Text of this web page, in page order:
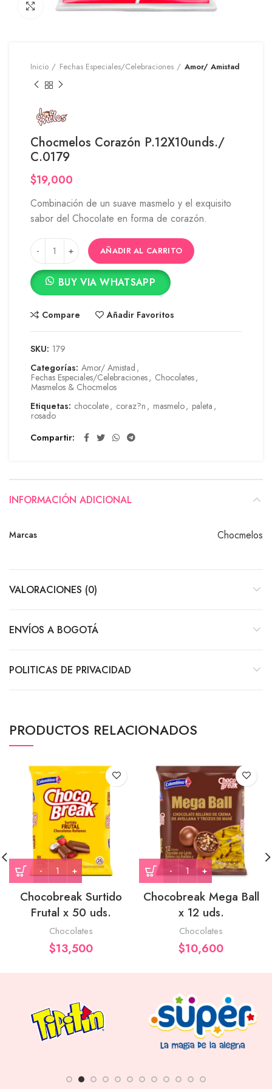
Click to enlarge
Inicio Fechas Especiales/Celebraciones Amor/ Amistad
Chocmelos Corazón P.12X10unds./
C.0179
$19,000
Combinación de un suave masmelo y el exquisito
sabor del Chocolate en forma de corazón.
AÑADIR AL CARRITO
BUY VIA WHATSAPP
Compare Añadir Favoritos
SKU: 179
Categorías: Amor/ Amistad ,
Fechas Especiales/Celebraciones, Chocolates,
Masmelos & Chocmelos
Etiquetas: chocolate, coraz?n , masmelo, paleta ,
rosado
Compartir
INFORMACIÓN ADICIONAL
Marcas Chocmelos
VALORACIONES (0)
ENVÍOS A BOGOTÁ
POLITICAS DE PRIVACIDAD
PRODUCTOS RELACIONADOS
Chocobreak Surtido
Frutal x 50 uds.
Chocolates
$13,500
Chocobreak Mega Ball
x 12 uds.
Chocolates
$10,600